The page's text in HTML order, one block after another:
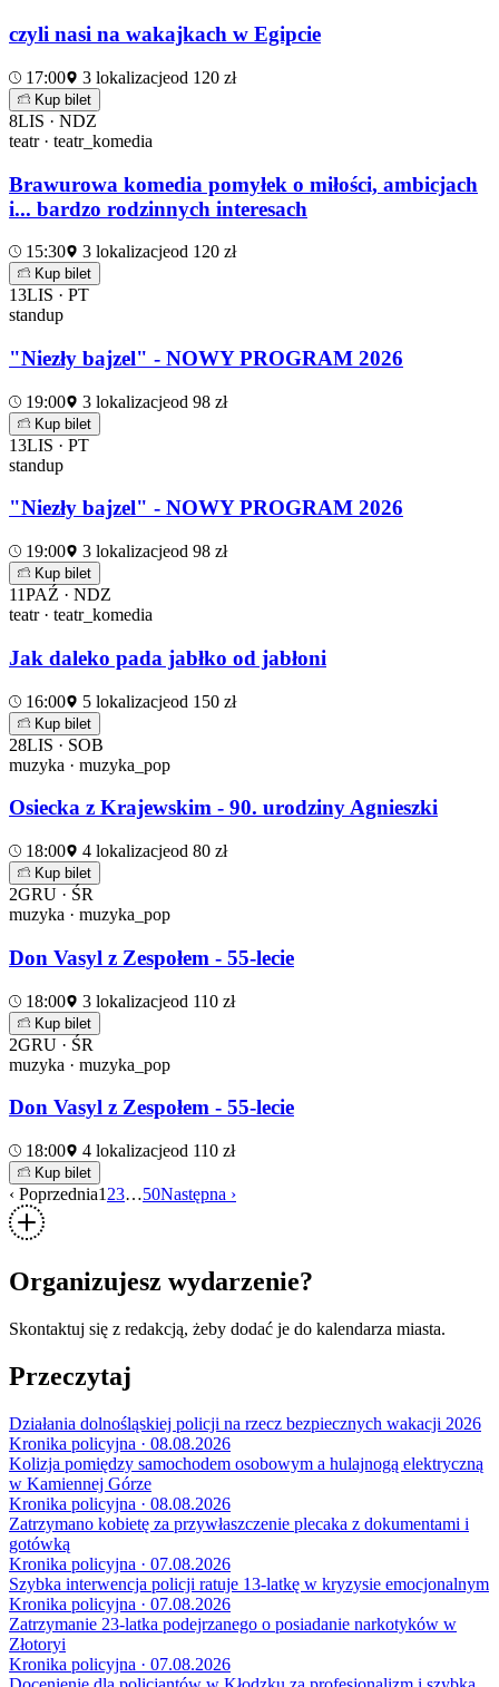
czyli nasi na wakajkach w Egipcie
17:00 3 lokalizacjeod 120 zł
Kup bilet
8LIS · NDZ
teatr · teatr_komedia
Brawurowa komedia pomyłek o miłości, ambicjach
i... bardzo rodzinnych interesach
15:30 3 lokalizacjeod 120 zł
Kup bilet
13LIS · PT
standup
"Niezły bajzel" - NOWY PROGRAM 2026
19:00 3 lokalizacjeod 98 zł
Kup bilet
13LIS · PT
standup
"Niezły bajzel" - NOWY PROGRAM 2026
19:00 3 lokalizacjeod 98 zł
Kup bilet
11PAŹ · NDZ
teatr · teatr_komedia
Jak daleko pada jabłko od jabłoni
16:00 5 lokalizacjeod 150 zł
Kup bilet
28LIS · SOB
muzyka · muzyka_pop
Osiecka z Krajewskim - 90. urodziny Agnieszki
18:00 4 lokalizacjeod 80 zł
Kup bilet
2GRU · ŚR
muzyka · muzyka_pop
Don Vasyl z Zespołem - 55-lecie
18:00 3 lokalizacjeod 110 zł
Kup bilet
2GRU · ŚR
muzyka · muzyka_pop
Don Vasyl z Zespołem - 55-lecie
18:00 4 lokalizacjeod 110 zł
Kup bilet
‹ Poprzednia1 23…50Następna ›
Organizujesz wydarzenie?
Skontaktuj się z redakcją, żeby dodać je do kalendarza miasta.
Przeczytaj
Działania dolnośląskiej policji na rzecz bezpiecznych wakacji 2026
Kronika policyjna · 08.08.2026
Kolizja pomiędzy samochodem osobowym a hulajnogą elektryczną
w Kamiennej Górze
Kronika policyjna · 08.08.2026
Zatrzymano kobietę za przywłaszczenie plecaka z dokumentami i
gotówką
Kronika policyjna · 07.08.2026
Szybka interwencja policji ratuje 13-latkę w kryzysie emocjonalnym
Kronika policyjna · 07.08.2026
Zatrzymanie 23-latka podejrzanego o posiadanie narkotyków w
Złotoryi
Kronika policyjna · 07.08.2026